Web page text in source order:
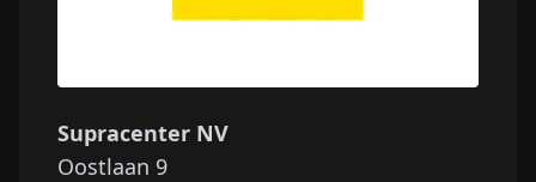
Supracenter NV
Oostlaan 9